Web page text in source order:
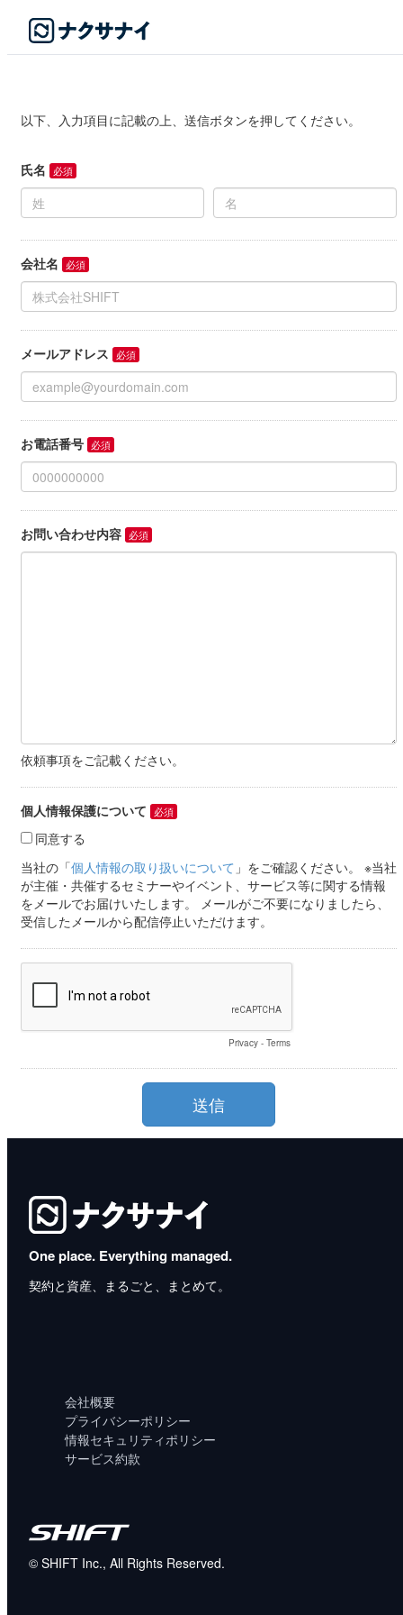
One place. Everything managed.
契約と資産、まるごと、まとめて。
© SHIFT Inc., All Rights Reserved.
会社概要
プライバシーポリシー
情報セキュリティポリシー
サービス約款